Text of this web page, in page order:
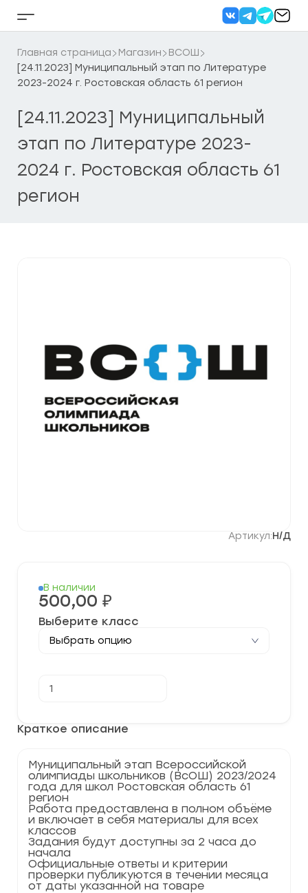
Кнопка
бокового
меню
Главная страница Магазин
ВСОШ
[24.11.2023] Муниципальный этап по Литературе
2023-2024 г. Ростовская область 61 регион
[24.11.2023] Муниципальный
этап по Литературе 2023-
2024 г. Ростовская область 61
регион
Артикул:Н/Д
Краткое описание
Муниципальный этап Всероссийской
олимпиады школьников (ВсОШ) 2023/2024
года для школ Ростовская область 61
регион
Работа предоставлена в полном объёме
и включает в себя материалы для всех
классов
Задания будут доступны за 2 часа до
начала
Официальные ответы и критерии
проверки публикуются в течении месяца
от даты указанной на товаре
В наличии
500,00 ₽
Выберите класс
товара
этап
по
2024
г.
Ростовская
область
61
регион